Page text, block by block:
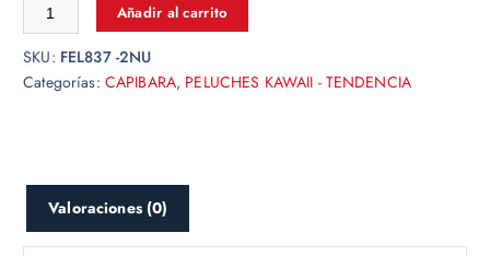
Añadir al carrito
SKU: FEL837 -2NU
Categorías: CAPIBARA, PELUCHES KAWAII - TENDENCIA
Valoraciones (0)